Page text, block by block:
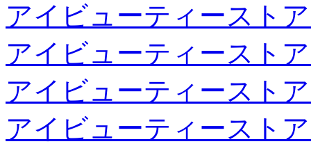
アイビューティースト
アイビューティースト
アイビューティースト
アイビューティースト